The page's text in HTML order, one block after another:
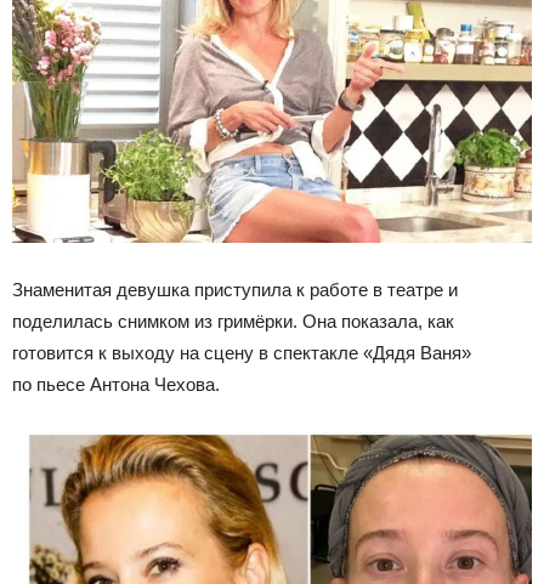
Знаменитая девушка приступила к работе в театре и
поделилась снимком из гримёрки. Она показала, как
готовится к выходу на сцену в спектакле «Дядя Ваня»
по пьесе Антона Чехова.